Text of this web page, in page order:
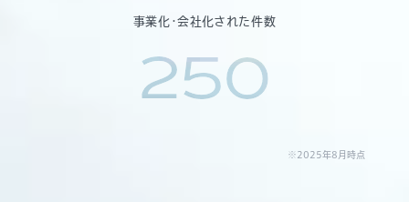
事業化・会社化された件数
250
※2025年8月時点